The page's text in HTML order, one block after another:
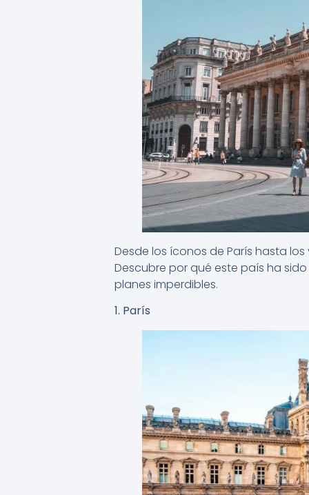
Desde los íconos de París hasta
Descubre por qué este país ha
planes imperdibles.
1. París